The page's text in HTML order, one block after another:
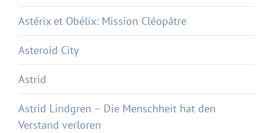
Astérix et Obélix: Mission Cléopâtre
Asteroid City
Astrid
Astrid Lindgren – Die Menschheit hat den
Verstand verloren